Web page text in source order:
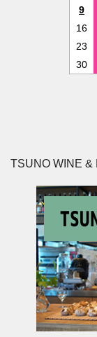
9
16
23
30
TSUNO WINE &